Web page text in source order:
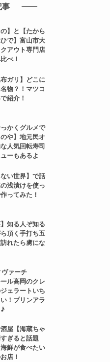
事
】と【たから
で】富山市大
アウト専門店
べ！
ガリ】どこに
物？！マツコ
紹介！
かくグルメで
や】地元民オ
人気回転寿司
ーもあるよ
い世界】で話
浅漬けを使っ
ってみた！
知る人ぞ知る
頂く手打ち五
れたら虜にな
ヴァーチ
ル高岡のクレ
ェラートいち
！プリンアラ
屋【海蔵ちゃ
ぎると話題
鮮が食べたい
店！